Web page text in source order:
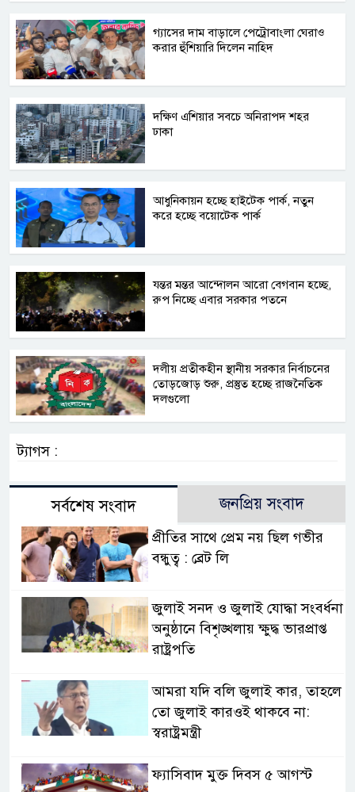
গ্যাসের দাম বাড়ালে পেট্রোবাংলা ঘেরাও
করার হুঁশিয়ারি দিলেন নাহিদ
দক্ষিণ এশিয়ার সবচে অনিরাপদ শহর
ঢাকা
আধুনিকায়ন হচ্ছে হাইটেক পার্ক, নতুন
করে হচ্ছে বয়োটেক পার্ক
যন্তর মন্তর আন্দোলন আরো বেগবান হচ্ছে,
রুপ নিচ্ছে এবার সরকার পতনে
দলীয় প্রতীকহীন স্থানীয় সরকার নির্বাচনের
তোড়জোড় শুরু, প্রস্তুত হচ্ছে রাজনৈতিক
দলগুলো
ট্যাগস :
সর্বশেষ সংবাদ জনপ্রিয় সংবাদ
প্রীতির সাথে প্রেম নয় ছিল গভীর
বন্ধুত্ব : ব্রেট লি
জুলাই সনদ ও জুলাই যোদ্ধা সংবর্ধনা
অনুষ্ঠানে বিশৃঙ্খলায় ক্ষুদ্ধ ভারপ্রাপ্ত
রাষ্ট্রপতি
আমরা যদি বলি জুলাই কার, তাহলে
তো জুলাই কারওই থাকবে না:
স্বরাষ্ট্রমন্ত্রী
ফ্যাসিবাদ মুক্ত দিবস ৫ আগস্ট